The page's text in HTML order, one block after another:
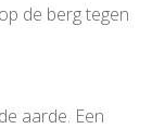
de berg tegen
aarde. Een